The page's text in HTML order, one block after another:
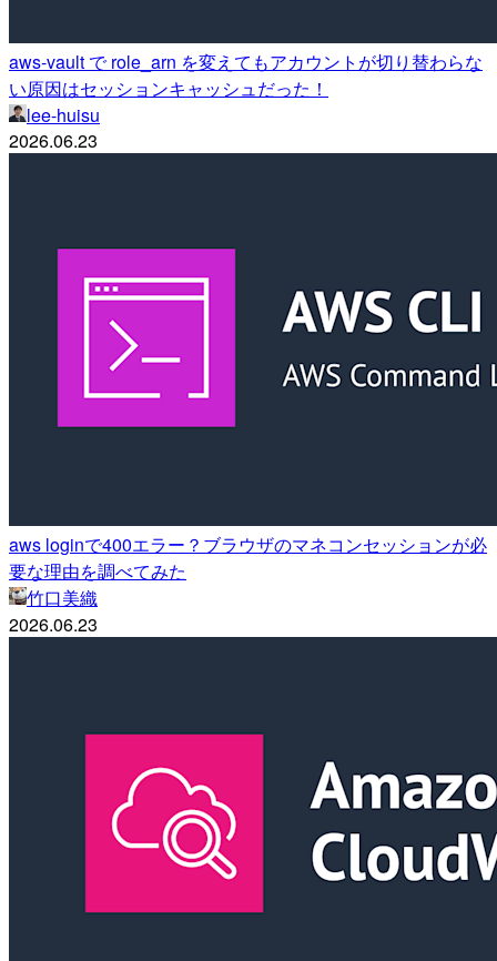
aws-vault で role_arn を変えてもアカウントが切り替わらな
い原因はセッションキャッシュだった！
lee-huisu
2026.06.23
aws loginで400エラー？ブラウザのマネコンセッションが必
要な理由を調べてみた
竹口美織
2026.06.23